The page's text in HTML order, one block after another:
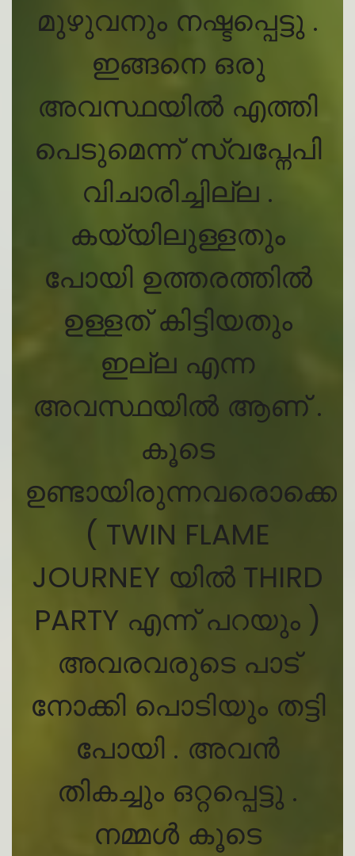
മുഴുവനും നഷ്ടപ്പെട്ടു .
ഇങ്ങനെ ഒരു
അവസ്ഥയിൽ എത്തി
പെടുമെന്ന് സ്വപ്നേപി
വിചാരിച്ചില്ല .
കയ്യിലുള്ളതും
പോയി ഉത്തരത്തിൽ
ഉള്ളത് കിട്ടിയതും
ഇല്ല എന്ന
അവസ്ഥയിൽ ആണ് .
കൂടെ
ഉണ്ടായിരുന്നവരൊക്കെ
( TWIN FLAME
JOURNEY യിൽ THIRD
PARTY എന്ന് പറയും )
അവരവരുടെ പാട്
നോക്കി പൊടിയും തട്ടി
പോയി . അവൻ
തികച്ചും ഒറ്റപ്പെട്ടു .
നമ്മൾ കൂടെ